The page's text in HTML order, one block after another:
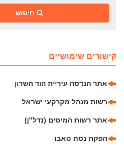
‎חיפוש
קישורים שימושיים
אתר הנדסה עיריית הוד השרון
רשות מנהל מקרקעי ישראל
אתר רשות המיסים (נדל"ן)
הפקת נסח טאבו